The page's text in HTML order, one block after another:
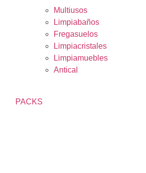
Multiusos
Limpiabaños
Fregasuelos
Limpiacristales
Limpiamuebles
Antical
PACKS